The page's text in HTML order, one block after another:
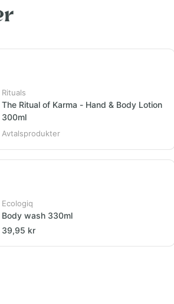
Rituals
The Ritual of Karma - Hand & Body Lotion
300ml
Avtalsprodukter
Ecologiq
Body wash 330ml
39,95 kr